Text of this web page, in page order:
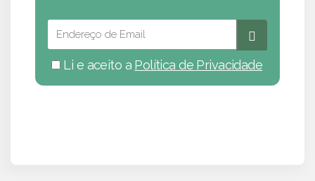
Li e aceito a Política de Privacidade